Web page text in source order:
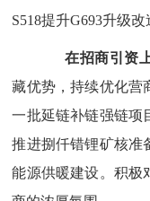
S518提升G693升级改
在招商引资
藏优势，持续优化营
一批延链补链强链项
推进捌仟错锂矿核准
能源供暖建设。 积极